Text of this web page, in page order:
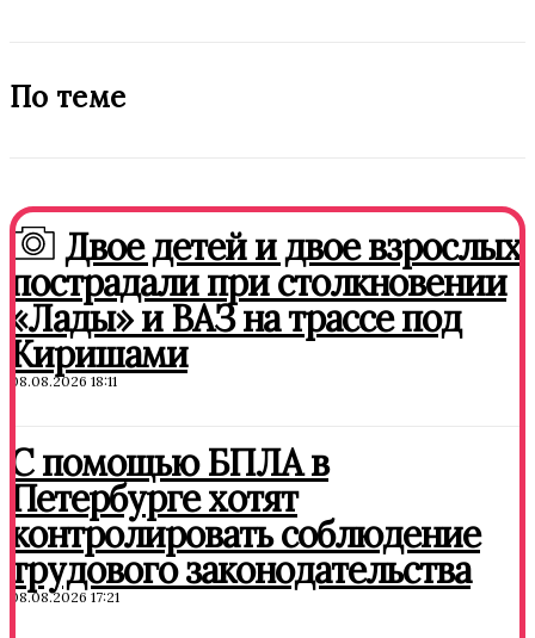
По теме
Двое детей и двое взрослых
пострадали при столкновении
«Лады» и ВАЗ на трассе под
Киришами
08.08.2026 18:11
С помощью БПЛА в
Петербурге хотят
контролировать соблюдение
трудового законодательства
08.08.2026 17:21